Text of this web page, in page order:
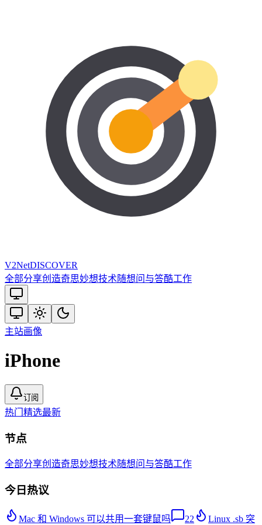
V2NetDISCOVER
全部分享创造奇思妙想技术随想问与答酷工作
主站画像
iPhone
订阅
热门 精选最新
节点
全部分享创造奇思妙想技术随想问与答酷工作
今日热议
Mac 和 Windows 可以共用一套键鼠吗 22 Linux .sb 突